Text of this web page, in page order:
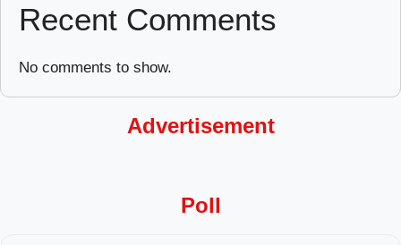
Recent Comments
No comments to show.
Advertisement
Poll